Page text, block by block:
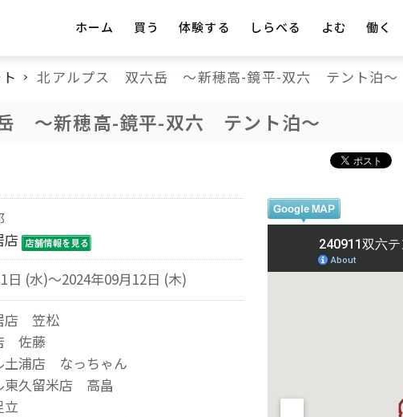
ホーム 買う 体験する しらべる よむ 働く
北アルプス 双六岳 ～新穂高-鏡平-双六 テント泊～
～新穂高-鏡平-双六 テント泊～
店
日 (水)～2024年09月12日 (木)
店 笠松
佐藤
土浦店 なっちゃん
東久留米店 高畠